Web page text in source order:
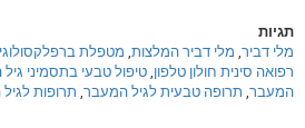
תגיות
מלי דביר, מלי דביר המלצות, מטפלת
רפואה סינית חולון טלפון, טיפול טבעי בתסמיני
המעבר, תרופה טבעית לגיל המעבר, תרופות